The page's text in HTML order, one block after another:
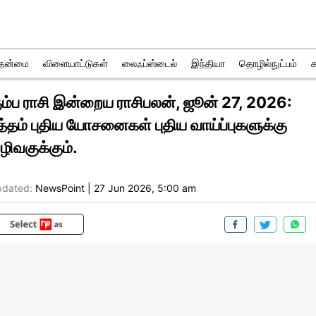
விளையாட்டுகள் லைஃப்ஸ்டைல் இந்தியா தொழில்நுட்பம்
ராசி இன்றைய ராசிபலன், ஜூன் 27, 2026:
புதிய யோசனைகள் புதிய வாய்ப்புகளுக்கு
NewsPoint 27 Jun 2026, 5:00 am